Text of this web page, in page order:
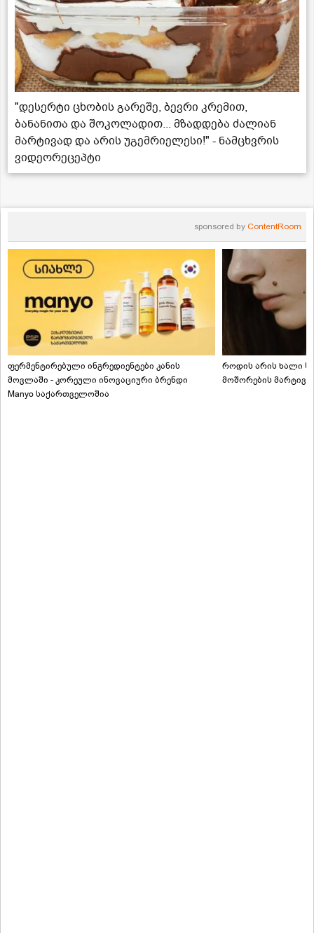
"დესერტი ცხობის გარეშე, ბევრი კრემით,
ბანანითა და შოკოლადით... მზადდება ძალიან
მარტივად და არის უგემრიელესი!" - ნამცხვრის
ვიდეორეცეპტი
sponsored by ContentRoom
ფერმენტირებული ინგრედიენტები კანის
მოვლაში - კორეული ინოვაციური ბრენდი
Manyo საქართველოშია
როდის არის ხალი
მოშორების